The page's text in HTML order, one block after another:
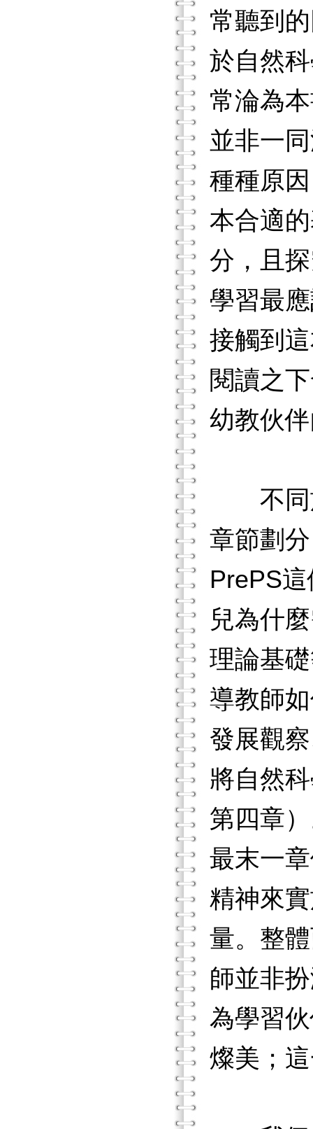
常聽到
於自然
常淪為
並非一
種種原
本合適
分，且
學習最
接觸到
閱讀之
幼教伙
不同於
章節劃
PrePS
兒為什
理論基
導教師
發展觀
將自然
第四章
最末一
精神來
量。整
師並非
為學習
燦美；